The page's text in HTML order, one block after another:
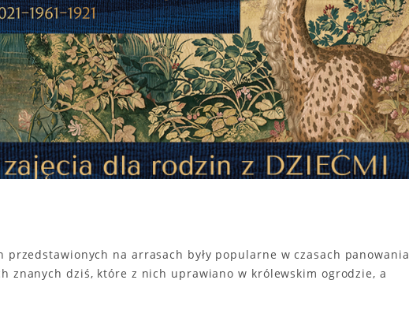
przedstawionych na arrasach były popularne w czasach panowania
znanych dziś, które z nich uprawiano w królewskim ogrodzie, a